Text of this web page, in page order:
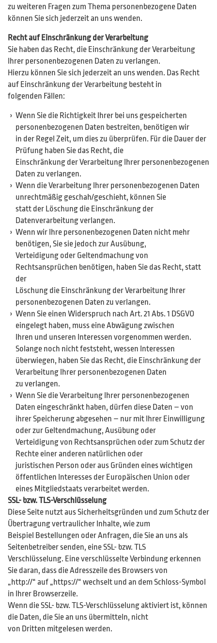
zu weiteren Fragen zum Thema personenbezogene Daten
können Sie sich jederzeit an uns wenden.
Recht auf Einschränkung der Verarbeitung
Sie haben das Recht, die Einschränkung der Verarbeitung
Ihrer personenbezogenen Daten zu verlangen.
Hierzu können Sie sich jederzeit an uns wenden. Das Recht
auf Einschränkung der Verarbeitung besteht in
folgenden Fällen:
Wenn Sie die Richtigkeit Ihrer bei uns gespeicherten
personenbezogenen Daten bestreiten, benötigen wir
in der Regel Zeit, um dies zu überprüfen. Für die Dauer der
Prüfung haben Sie das Recht, die
Einschränkung der Verarbeitung Ihrer personenbezogenen
Daten zu verlangen.
Wenn die Verarbeitung Ihrer personenbezogenen Daten
unrechtmäßig geschah/geschieht, können Sie
statt der Löschung die Einschränkung der
Datenverarbeitung verlangen.
Wenn wir Ihre personenbezogenen Daten nicht mehr
benötigen, Sie sie jedoch zur Ausübung,
Verteidigung oder Geltendmachung von
Rechtsansprüchen benötigen, haben Sie das Recht, statt
der
Löschung die Einschränkung der Verarbeitung Ihrer
personenbezogenen Daten zu verlangen.
Wenn Sie einen Widerspruch nach Art. 21 Abs. 1 DSGVO
eingelegt haben, muss eine Abwägung zwischen
Ihren und unseren Interessen vorgenommen werden.
Solange noch nicht feststeht, wessen Interessen
überwiegen, haben Sie das Recht, die Einschränkung der
Verarbeitung Ihrer personenbezogenen Daten
zu verlangen.
Wenn Sie die Verarbeitung Ihrer personenbezogenen
Daten eingeschränkt haben, dürfen diese Daten – von
ihrer Speicherung abgesehen – nur mit Ihrer Einwilligung
oder zur Geltendmachung, Ausübung oder
Verteidigung von Rechtsansprüchen oder zum Schutz der
Rechte einer anderen natürlichen oder
juristischen Person oder aus Gründen eines wichtigen
öffentlichen Interesses der Europäischen Union oder
eines Mitgliedstaats verarbeitet werden.
SSL- bzw. TLS-Verschlüsselung
Diese Seite nutzt aus Sicherheitsgründen und zum Schutz der
Übertragung vertraulicher Inhalte, wie zum
Beispiel Bestellungen oder Anfragen, die Sie an uns als
Seitenbetreiber senden, eine SSL- bzw. TLS
Verschlüsselung. Eine verschlüsselte Verbindung erkennen
Sie daran, dass die Adresszeile des Browsers von
„http://“ auf „https://“ wechselt und an dem Schloss-Symbol
in Ihrer Browserzeile.
Wenn die SSL- bzw. TLS-Verschlüsselung aktiviert ist, können
die Daten, die Sie an uns übermitteln, nicht
von Dritten mitgelesen werden.